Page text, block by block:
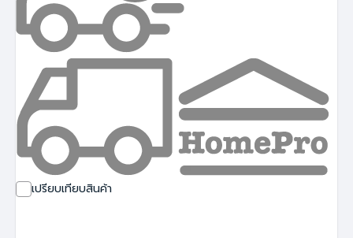
เปรียบเทียบสินค้า